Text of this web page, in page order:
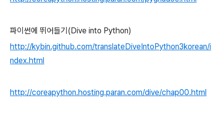
파이썬에 뛰어들기(Dive into Python)
http://kybin.github.com/translateDiveIntoPython3korean/i
ndex.html
http://coreapython.hosting.paran.com/dive/chap00.html